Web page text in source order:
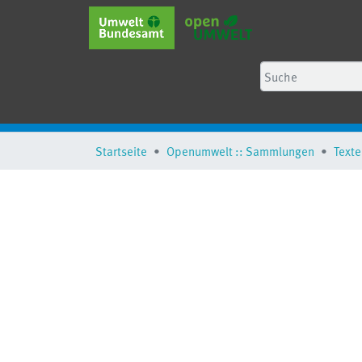
Startseite Openumwelt :: Sammlungen Texte